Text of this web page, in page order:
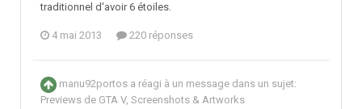
traditionnel d'avoir 6 étoiles.
4 mai 2013 220 réponses
manu92portos a réagi à un message dans un sujet:
Previews de GTA V, Screenshots & Artworks